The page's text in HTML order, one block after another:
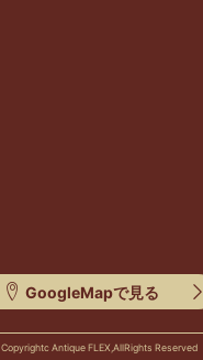
GoogleMapで見る
Copyrightc Antique FLEX,AllRights Reserved